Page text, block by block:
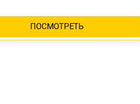
ПОСМОТРЕТЬ